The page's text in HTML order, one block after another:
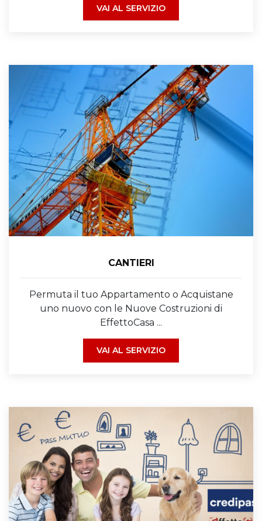
VAI AL SERVIZIO
CANTIERI
Permuta il tuo Appartamento o Acquistane
uno nuovo con le Nuove Costruzioni di
EffettoCasa ...
VAI AL SERVIZIO